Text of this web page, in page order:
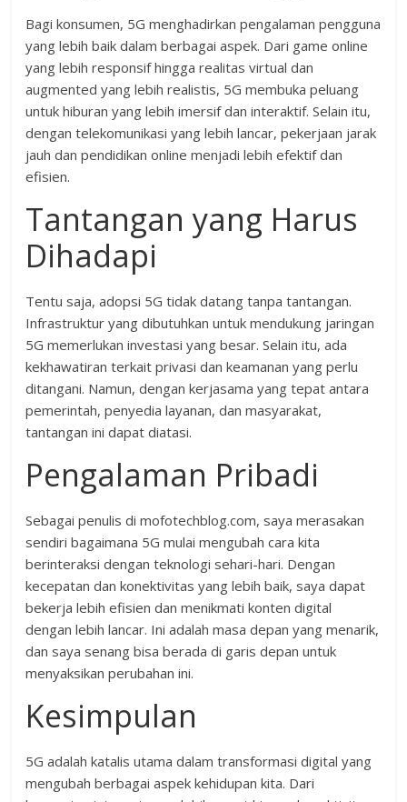
Bagi konsumen, 5G menghadirkan pengalaman pengguna
yang lebih baik dalam berbagai aspek. Dari game online
yang lebih responsif hingga realitas virtual dan
augmented yang lebih realistis, 5G membuka peluang
untuk hiburan yang lebih imersif dan interaktif. Selain itu,
dengan telekomunikasi yang lebih lancar, pekerjaan jarak
jauh dan pendidikan online menjadi lebih efektif dan
efisien.
Tantangan yang Harus
Dihadapi
Tentu saja, adopsi 5G tidak datang tanpa tantangan.
Infrastruktur yang dibutuhkan untuk mendukung jaringan
5G memerlukan investasi yang besar. Selain itu, ada
kekhawatiran terkait privasi dan keamanan yang perlu
ditangani. Namun, dengan kerjasama yang tepat antara
pemerintah, penyedia layanan, dan masyarakat,
tantangan ini dapat diatasi.
Pengalaman Pribadi
Sebagai penulis di mofotechblog.com, saya merasakan
sendiri bagaimana 5G mulai mengubah cara kita
berinteraksi dengan teknologi sehari-hari. Dengan
kecepatan dan konektivitas yang lebih baik, saya dapat
bekerja lebih efisien dan menikmati konten digital
dengan lebih lancar. Ini adalah masa depan yang menarik,
dan saya senang bisa berada di garis depan untuk
menyaksikan perubahan ini.
Kesimpulan
5G adalah katalis utama dalam transformasi digital yang
mengubah berbagai aspek kehidupan kita. Dari